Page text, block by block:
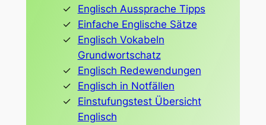
Englisch Aussprache Tipps
Einfache Englische Sätze
Englisch Vokabeln
Grundwortschatz
Englisch Redewendungen
Englisch in Notfällen
Einstufungstest Übersicht
Englisch